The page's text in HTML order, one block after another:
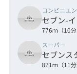
コンビニエ
セブン-
776ｍ（10分
スーパー
セブンス
871ｍ（11分